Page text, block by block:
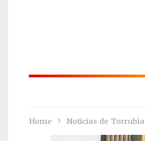
Home Noticias de Torrubia